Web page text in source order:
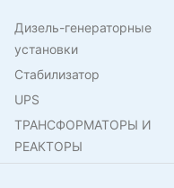
Дизель-генераторные
установки
Стабилизатор
UPS
ТРАНСФОРМАТОРЫ И
РЕАКТОРЫ